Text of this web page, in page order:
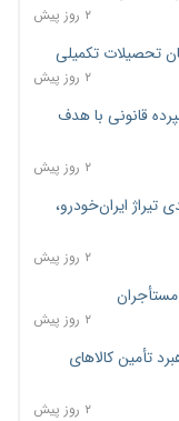
۲ روز پیش
تحصیلات تکمیلی
۲ روز پیش
قانونی با هدف
۲ روز پیش
کشیده شد؛ افت ۲۵ درصدی تیراژ ایران‌خودرو،
۲ روز پیش
۲ روز پیش
تأمین کالاهای
۲ روز پیش